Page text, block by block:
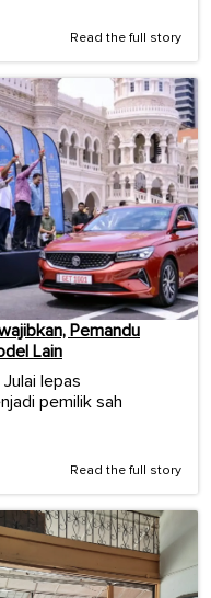
Read the full story
Pemandu
Lain
lepas
pemilik sah
Read the full story